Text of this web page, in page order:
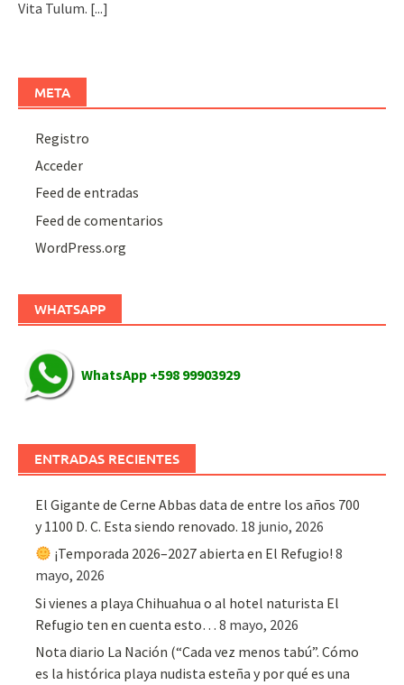
Vita Tulum. [...]
META
Registro
Acceder
Feed de entradas
Feed de comentarios
WordPress.org
WHATSAPP
WhatsApp +598 99903929
ENTRADAS RECIENTES
El Gigante de Cerne Abbas data de entre los años 700
y 1100 D. C. Esta siendo renovado. 18 junio, 2026
¡Temporada 2026–2027 abierta en El Refugio! 8
mayo, 2026
Si vienes a playa Chihuahua o al hotel naturista El
Refugio ten en cuenta esto… 8 mayo, 2026
Nota diario La Nación (“Cada vez menos tabú”. Cómo
es la histórica playa nudista esteña y por qué es una